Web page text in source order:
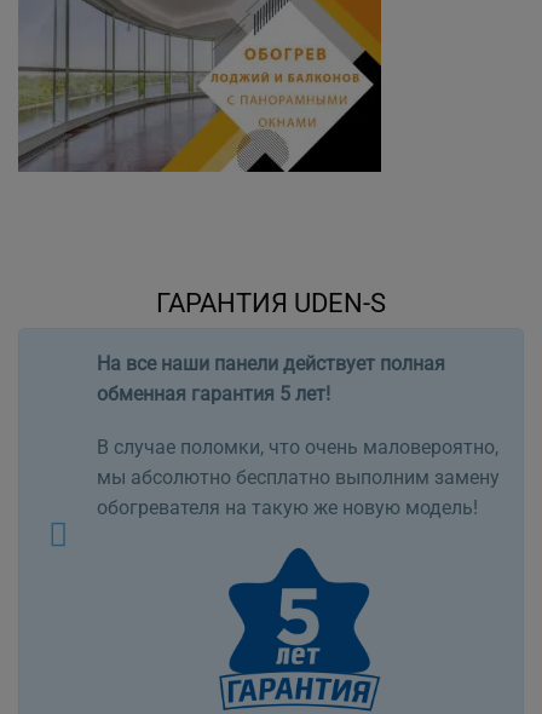
ГАРАНТИЯ UDEN-S
На все наши панели действует полная
обменная гарантия 5 лет!
В случае поломки, что очень маловероятно,
мы абсолютно бесплатно выполним замену
обогревателя на такую же новую модель!